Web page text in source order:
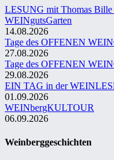
LESUNG mit Thomas Bille
WEINgutsGarten
14.08.2026
Tage des OFFENEN
27.08.2026
Tage des OFFENEN
29.08.2026
EIN TAG in der
01.09.2026
WEINbergKULTOUR
06.09.2026
Weinberggeschichten